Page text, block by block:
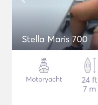
Stella Maris 700
Motoryacht
24 ft
7 m